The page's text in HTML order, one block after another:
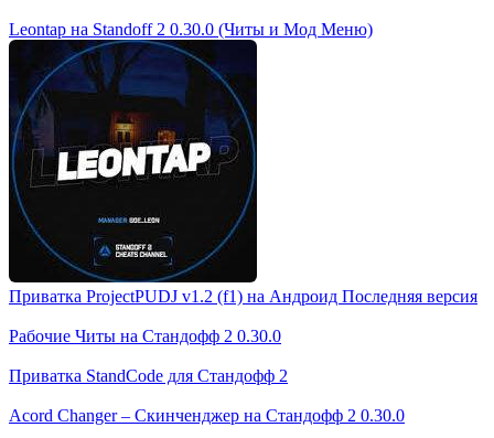
Leontap на Standoff 2 0.30.0 (Читы и Мод Меню)
Приватка ProjectPUDJ v1.2 (f1) на Андроид Последняя версия
Рабочие Читы на Стандофф 2 0.30.0
Приватка StandCode для Стандофф 2
Acord Changer – Скинченджер на Стандофф 2 0.30.0